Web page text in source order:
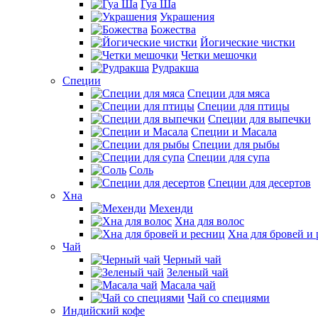
Гуа Ша
Украшения
Божества
Йогические чистки
Четки мешочки
Рудракша
Специи
Специи для мяса
Специи для птицы
Специи для выпечки
Специи и Масала
Специи для рыбы
Специи для супа
Соль
Специи для десертов
Хна
Мехенди
Хна для волос
Хна для бровей и
Чай
Черный чай
Зеленый чай
Масала чай
Чай со специями
Индийский кофе